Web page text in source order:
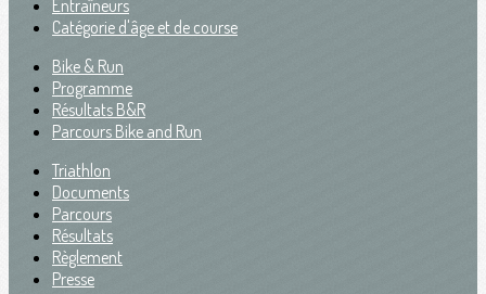
Entraîneurs
Catégorie d'âge et de course
Bike & Run
Programme
Résultats B&R
Parcours Bike and Run
Triathlon
Documents
Parcours
Résultats
Règlement
Presse